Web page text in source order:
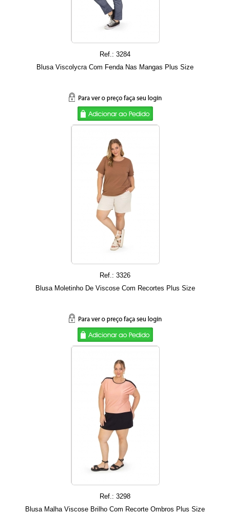
Ref.: 3284
Blusa Viscolycra Com Fenda Nas Mangas Plus Size
Ref.: 3326
Blusa Moletinho De Viscose Com Recortes Plus Size
Ref.: 3298
Blusa Malha Viscose Brilho Com Recorte Ombros Plus Size